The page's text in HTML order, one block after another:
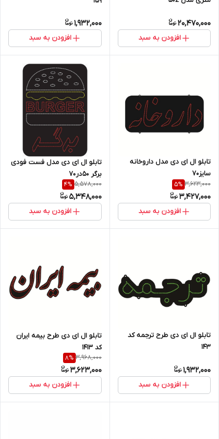
20,470,000
افزودن به سبد
1,932,000
افزودن به سبد
تابلو ال ای دی مدل داروخانه
سایز70
3,623,000
5%
3,427,000
افزودن به سبد
تابلو ال ای دی مدل فست فودی
برگر 50در70
5,578,000
4%
5,348,000
افزودن به سبد
تابلو ال ای دی طرح ترجمه کد
۱۴۳
1,932,000
افزودن به سبد
تابلو ال ای دی طرح بیمه ایران
کد ۱۴۱۳
3,968,000
8%
3,623,000
افزودن به سبد